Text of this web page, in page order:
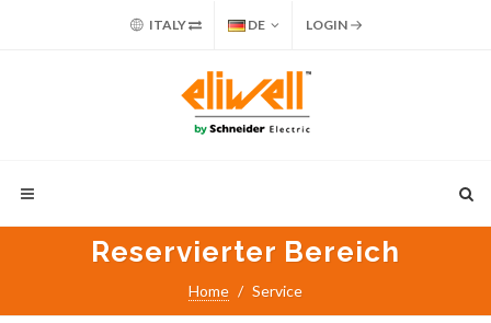
ITALY DE LOGIN
Reservierter Bereich
Home Service